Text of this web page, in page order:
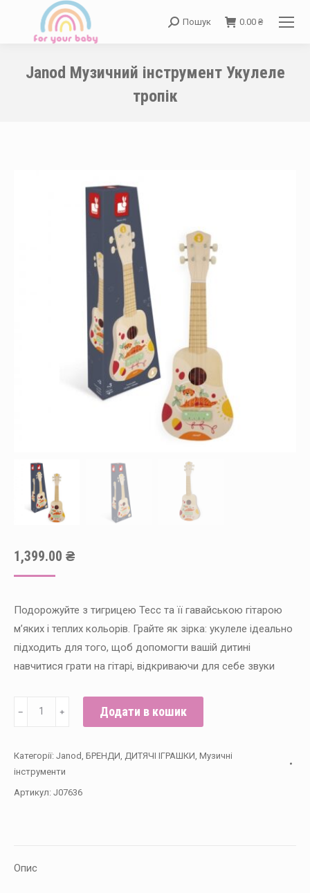
Search:
Пошук 0.00 ₴
Janod Музичний інструмент Укулеле
тропік
1,399.00 ₴
Подорожуйте з тигрицею Тесс та її гавайською гітарою
м’яких і теплих кольорів. Грайте як зірка: укулеле ідеально
підходить для того, щоб допомогти вашій дитині
навчитися грати на гітарі, відкриваючи для себе звуки
Janod
Укулеле
тропік
кількість
﹣ ﹢ Додати в кошик
Категорії: Janod БРЕНДИ ДИТЯЧІ ІГРАШКИ Музичні
інструменти
Артикул: J07636
Опис